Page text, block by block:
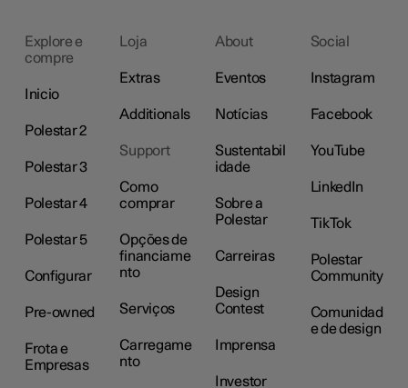
Explore e
compre
Inicio
Polestar 2
Polestar 3
Polestar 4
Polestar 5
Configurar
Pre-owned
Frota e
Empresas
Loja
Extras
Additionals
Support
Como
comprar
Opções de
financiame
nto
Serviços
Carregame
nto
About
Eventos
Notícias
Sustentabil
idade
Sobre a
Polestar
Carreiras
Design
Contest
Imprensa
Investor
Social
Instagram
Facebook
YouTube
LinkedIn
TikTok
Polestar
Community
Comunidad
e de design